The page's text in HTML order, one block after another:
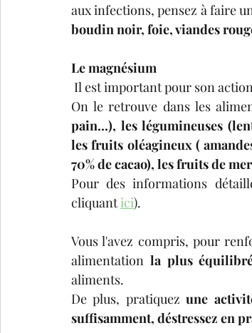
boudin noir, foie, viandes
Le magnésium
Il est important pour son
On le retrouve dans les
pain...), les légumineuses
les fruits oléagineux (
70% de cacao), les fruits de
Pour des informations
cliquant ici).
Vous l'avez compris, pour
alimentation la plus
aliments.
De plus, pratiquez une
suffisamment, déstressez en